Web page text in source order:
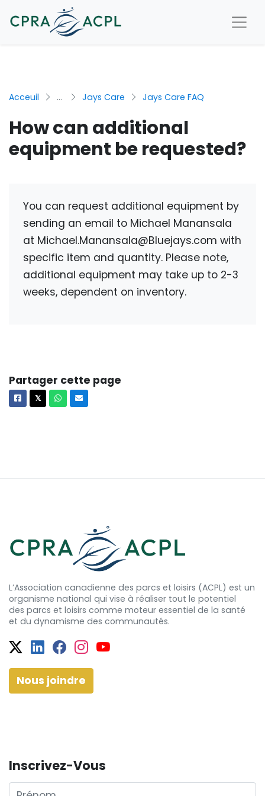
Acceuil ... Jays Care Jays Care FAQ
How can additional
equipment be requested?
You can request additional equipment by
sending an email to Michael Manansala
at Michael.Manansala@Bluejays.com with
specific item and quantity. Please note,
additional equipment may take up to 2-3
weeks, dependent on inventory.
Partager cette page
Facebook
𝕏X Whatsapp
Courriel
L’Association canadienne des parcs et loisirs (ACPL) est un
organisme national qui vise à réaliser tout le potentiel
des parcs et loisirs comme moteur essentiel de la santé
et du dynamisme des communautés.
Twitter
Facebook
Facebook
Instagram
YouTube
Nous joindre
Inscrivez-Vous
Prénom